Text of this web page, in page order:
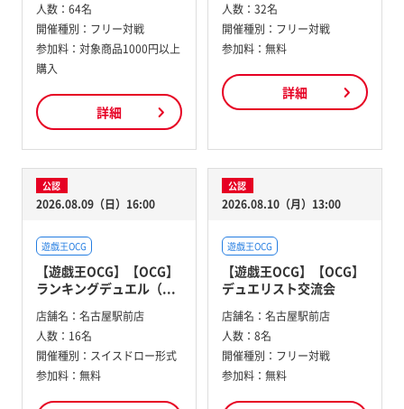
人数： 64名
開催種別： フリー対戦
参加料： 対象商品1000円以上
購入
詳細
人数： 32名
開催種別： フリー対戦
参加料： 無料
詳細
公認
2026.08.09（日）16:00
遊戯王OCG
【遊戯王OCG】【OCG】
ランキングデュエル（...
店舗名： 名古屋駅前店
人数： 16名
開催種別： スイスドロー形式
参加料： 無料
公認
2026.08.10（月）13:00
遊戯王OCG
【遊戯王OCG】【OCG】
デュエリスト交流会
店舗名： 名古屋駅前店
人数： 8名
開催種別： フリー対戦
参加料： 無料